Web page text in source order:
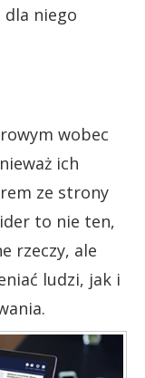
niego
wobec
ich
ze strony
to nie ten,
rzeczy, ale
ludzi, jak i